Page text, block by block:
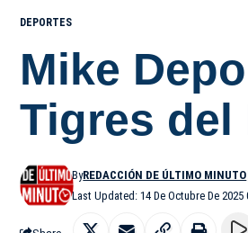
DEPORTES
Mike
Tigres del
Last Updated: 14 De Octubre De 2025
ByREDACCIÓN DE ÚLTIMO MINUTO